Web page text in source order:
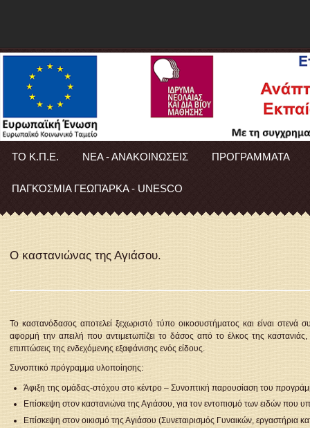
ΤΟ Κ.Π.Ε. ΝΕΑ - ΑΝΑΚΟΙΝΩΣΕΙΣ ΠΡΟΓΡΑΜΜΑΤΑ
ΠΑΓΚΌΣΜΙΑ ΓΕΩΠΆΡΚΑ - UNESCO
Ο καστανιώνας της Αγιάσου.
Το καστανόδασος αποτελεί ξεχωριστό τύπο οικοσυστήματος και είναι
αφορμή την απειλή που αντιμετωπίζει το δάσος από το έλκος της
επιπτώσεις της ενδεχόμενης εξαφάνισης ενός είδους.
Συνοπτικό πρόγραμμα υλοποίησης:
Άφιξη της ομάδας-στόχου στο κέντρο – Συνοπτική παρουσίαση του
Επίσκεψη στον καστανιώνα της Αγιάσου, για τον εντοπισμό των ειδών που
Επίσκεψη στον οικισμό της Αγιάσου (Συνεταιρισμός Γυναικών,